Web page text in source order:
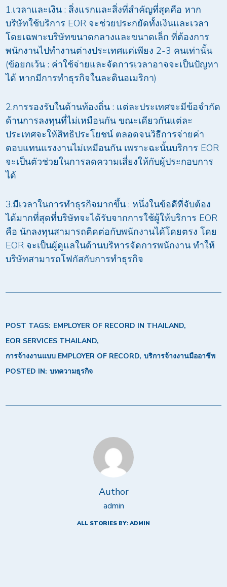
1.เวลาและเงิน : สิ่งแรกและสิ่งที่สำคัญที่สุดคือ หาก
บริษัทใช้บริการ EOR จะช่วยประกยัดทั้งเงินและเวลา
โดยเฉพาะบริษัทขนาดกลางและขนาดเล็ก ที่ต้องการ
พนักงานไปทำงานต่างประเทศแค่เพียง 2-3 คนเท่านั้น
(ข้อยกเว้น : ค่าใช้จ่ายและจัดการเวลาอาจจะเป็นปัญหา
ได้ หากมีการทำธุรกิจในละตินอเมริกา)
2.การรองรับในด้านท้องถิ่น : แต่ละประเทศจะมีข้อจำกัด
ด้านการลงทุนที่ไม่เหมือนกัน ขณะเดียวกันแต่ละ
ประเทศจะให้สิทธิประโยชน์ ตลอดจนวิธีการจ่ายค่า
ตอบแทนแรงงานไม่เหมือนกัน เพราะฉะนั้นบริการ EOR
จะเป็นตัวช่วยในการลดความเสี่ยงให้กับผู้ประกอบการ
ได้
3.มีเวลาในการทำธุรกิจมากขึ้น : หนึ่งในข้อดีที่จับต้อง
ได้มากที่สุดที่บริษัทจะได้รับจากการใช้ผู้ให้บริการ EOR
คือ นักลงทุนสามารถติดต่อกับพนักงานได้โดยตรง โดย
EOR จะเป็นผู้ดูแลในด้านบริหารจัดการพนักงาน ทำให้
บริษัทสามารถโฟกัสกับการทำธุรกิจ
POST TAGS: EMPLOYER OF RECORD IN THAILAND
EOR SERVICES THAILAND
การจ้างงานแบบ EMPLOYER OF RECORD บริการจ้างงานมืออาชีพ
POSTED IN: บทความธุรกิจ
Author
admin
ALL STORIES BY: ADMIN